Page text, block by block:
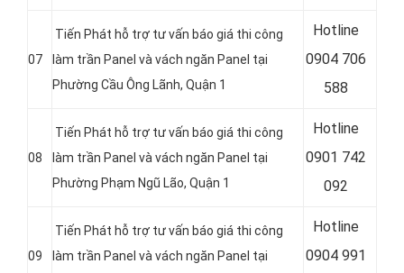
07
Tiến Phát hỗ trợ tư vấn báo giá thi công
làm trần Panel và vách ngăn Panel tại
Phường Cầu Ông Lãnh, Quận 1
Hotline
0904 706
588
08
Tiến Phát hỗ trợ tư vấn báo giá thi công
làm trần Panel và vách ngăn Panel tại
Phường Phạm Ngũ Lão, Quận 1
Hotline
0901 742
092
09
Tiến Phát hỗ trợ tư vấn báo giá thi công
làm trần Panel và vách ngăn Panel tại
Hotline
0904 991